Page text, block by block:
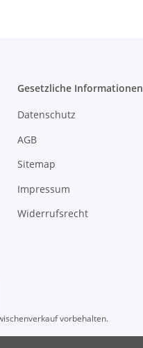
Gesetzliche Informationen
Datenschutz
AGB
Sitemap
Impressum
Widerrufsrecht
vorbehalten.